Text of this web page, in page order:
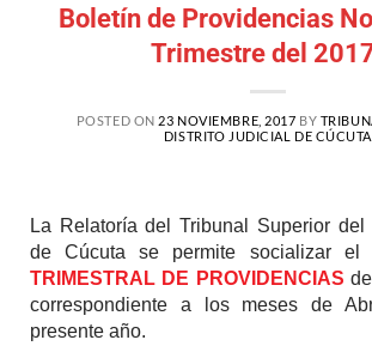
Boletín de Providencias
Trimestre del
POSTED ON 23 NOVIEMBRE, 2017 BY
DISTRITO JUDICIAL DE CÚCUTA
La Relatoría del Tribunal Superior del
de Cúcuta se permite socializar el
TRIMESTRAL DE PROVIDENCIAS
correspondiente a los meses de
presente año.